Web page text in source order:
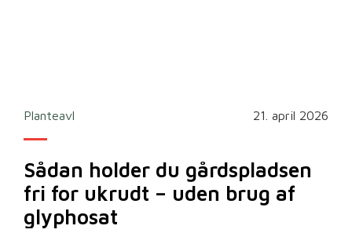
Planteavl 21. april 2026
Sådan holder du gårdspladsen
fri for ukrudt – uden brug af
glyphosat